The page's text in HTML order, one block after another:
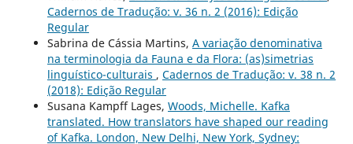
Cadernos de Tradução: v. 36 n. 2 (2016): Edição
Regular
Sabrina de Cássia Martins, A variação denominativa
na terminologia da Fauna e da Flora: (as)simetrias
linguístico-culturais , Cadernos de Tradução: v. 38 n. 2
(2018): Edição Regular
Susana Kampff Lages, Woods, Michelle. Kafka
translated. How translators have shaped our reading
of Kafka. London, New Delhi, New York, Sydney: